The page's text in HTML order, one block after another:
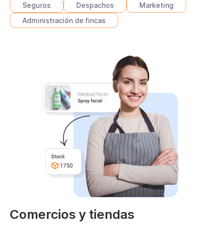
Seguros
Despachos
Marketing
Administración de fincas
Comercios y tiendas